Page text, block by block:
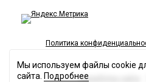
Политика
Разработка сайта
Мы используем файлы cookie
сайта. Подробнее